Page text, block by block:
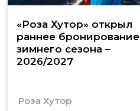
«Роза Хутор» открыл
раннее бронирование
зимнего сезона –
2026/2027
Роза Хутор